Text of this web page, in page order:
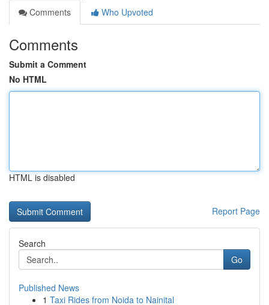
Comments
Who Upvoted
Comments
Submit a Comment
No HTML
HTML is disabled
Report Page
Search
Go
Published News
1 Taxi Rides from Noida to Nainital